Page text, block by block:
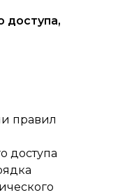
доступа,
правил
доступа